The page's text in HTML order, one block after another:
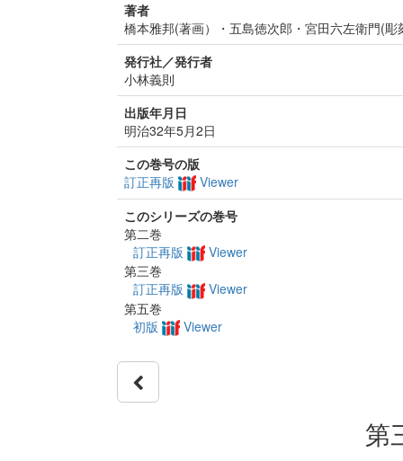
著者
橋本雅邦(著画）・五島徳次郎・宮田六左衛門(彫
発行社／発行者
小林義則
出版年月日
明治32年5月2日
この巻号の版
訂正再版
Viewer
このシリーズの巻号
第二巻
訂正再版
Viewer
第三巻
訂正再版
Viewer
第五巻
初版
Viewer
第